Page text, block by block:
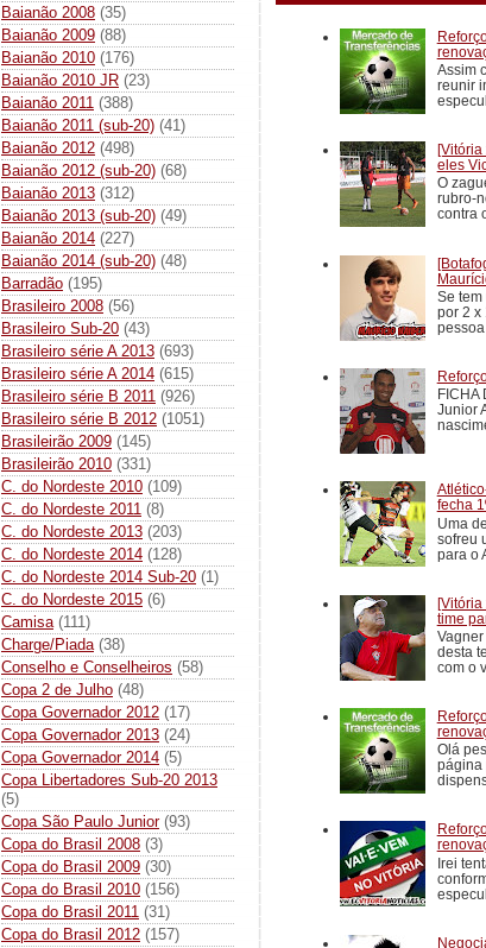
Baianão 2008 (35)
Baianão 2009 (88)
Baianão 2010 (176)
Baianão 2010 JR (23)
Baianão 2011 (388)
Baianão 2011 (sub-20) (41)
Baianão 2012 (498)
Baianão 2012 (sub-20) (68)
Baianão 2013 (312)
Baianão 2013 (sub-20) (49)
Baianão 2014 (227)
Baianão 2014 (sub-20) (48)
Barradão (195)
Brasileiro 2008 (56)
Brasileiro Sub-20 (43)
Brasileiro série A 2013 (693)
Brasileiro série A 2014 (615)
Brasileiro série B 2011 (926)
Brasileiro série B 2012 (1051)
Brasileirão 2009 (145)
Brasileirão 2010 (331)
C. do Nordeste 2010 (109)
C. do Nordeste 2011 (8)
C. do Nordeste 2013 (203)
C. do Nordeste 2014 (128)
C. do Nordeste 2014 Sub-20 (1)
C. do Nordeste 2015 (6)
Camisa (111)
Charge/Piada (38)
Conselho e Conselheiros (58)
Copa 2 de Julho (48)
Copa Governador 2012 (17)
Copa Governador 2013 (24)
Copa Governador 2014 (5)
Copa Libertadores Sub-20 2013
(5)
Copa São Paulo Junior (93)
Copa do Brasil 2008 (3)
Copa do Brasil 2009 (30)
Copa do Brasil 2010 (156)
Copa do Brasil 2011 (31)
Copa do Brasil 2012 (157)
Assim
reunir
eles
O
rubro-
contra
Se tem
por 2 x
pessoa
FICHA
Junior
fecha
Uma
sofreu
para o
[Vitória
time
desta
com o
Olá
página
Irei